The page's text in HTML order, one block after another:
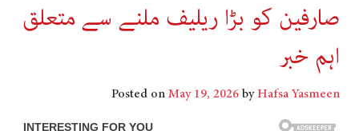
صارفین کو بڑا ریلیف ملنے سے متعلق
اہم خبر
Posted onMay 19, 2026byHafsa Yasmeen